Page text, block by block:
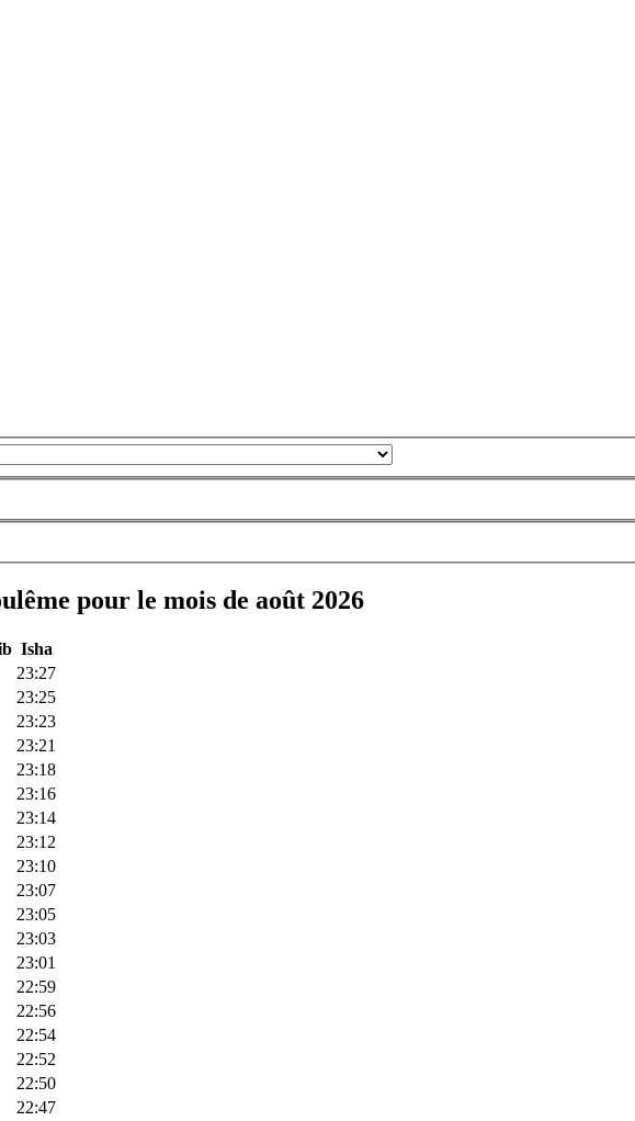
pour le mois de août 2026
Isha
23:27
23:25
23:23
23:21
23:18
23:16
23:14
23:12
23:10
23:07
23:05
23:03
23:01
22:59
22:56
22:54
22:52
22:50
22:47